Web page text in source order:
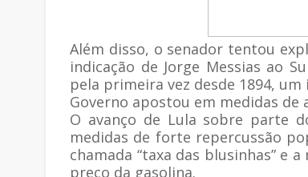
Além disso, o senador tentou
indicação de Jorge Messias ao
pela primeira vez desde 1894,
Governo apostou em medidas de
O avanço de Lula sobre parte
medidas de forte repercussão
chamada “taxa das blusinhas” e
preço da gasolina.